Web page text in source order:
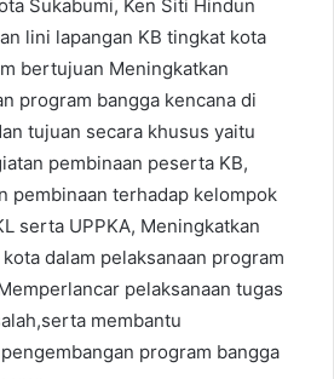
Sukabumi, Ken Siti Hindun
lini lapangan KB tingkat kota
bertujuan Meningkatkan
program bangga kencana di
tujuan secara khusus yaitu
pembinaan peserta KB,
pembinaan terhadap kelompok
serta UPPKA, Meningkatkan
dalam pelaksanaan program
pelaksanaan tugas
membantu
program bangga